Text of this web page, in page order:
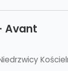
Avant